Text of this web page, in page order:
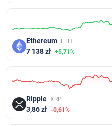
Ethereum ETH
7 138 zł +5,71%
Ripple XRP
3,86 zł -0,61%